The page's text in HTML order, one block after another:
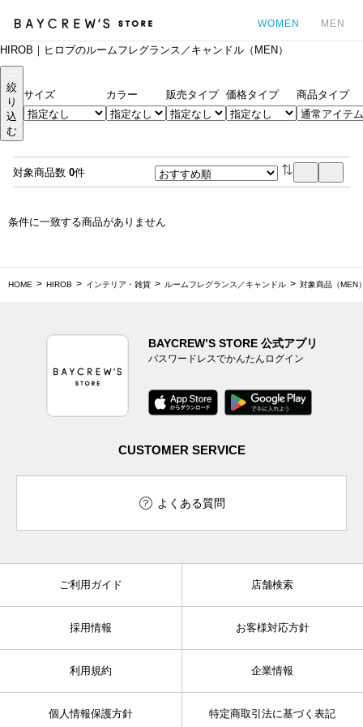
WOMEN MEN
HIROB｜ヒロブのルームフレグランス／キャンドル（MEN）
絞
り
込
む
サイズ カラー 販売タイプ 価格タイプ 商品タイプ
対象商品数 0件
条件に一致する商品がありません
HOME HIROB インテリア・雑貨 ルームフレグランス／キャンドル 対象商品（MEN
BAYCREW’S STORE 公式アプリ
パスワードレスでかんたんログイン
CUSTOMER SERVICE
よくある質問
ご利用ガイド 店舗検索
採用情報 お客様対応方針
利用規約 企業情報
個人情報保護方針 特定商取引法に基づく表記